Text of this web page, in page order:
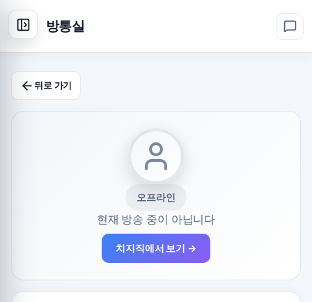
방통실
뒤로 가기
오프라인
현재 방송 중이 아닙니다
치지직에서 보기 →